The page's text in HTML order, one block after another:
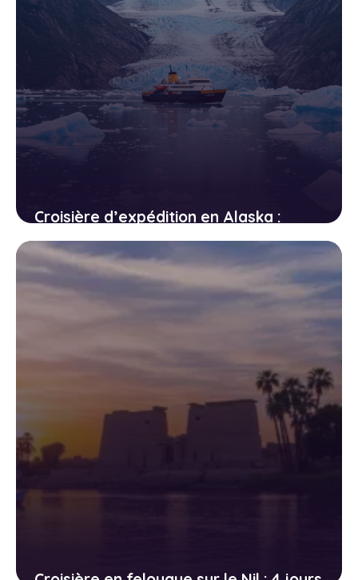
Croisière d’expédition en Alaska :
baleines, glaciers et ours bruns
14 avril 2026